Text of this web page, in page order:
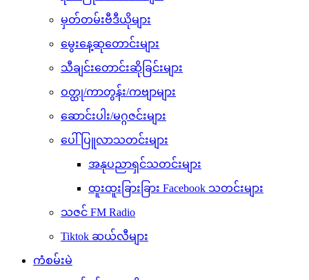
မှတ်တမ်းဗီဒီယိုများ
မွေးနေ့ဆုတောင်းများ
သီချင်းတောင်းဆိုခြင်းများ
ဝတ္ထု/ကာတွန်း/ကဗျာများ
ဆောင်းပါး/မဂ္ဂဇင်းများ
ပေါ်ပြူလာသတင်းများ
အနုပညာရှင်သတင်းများ
ထူးထူးခြားခြား Facebook သတင်းများ
သဇင် FM Radio
Tiktok ဆယ်လီများ
ကံစမ်းမဲ